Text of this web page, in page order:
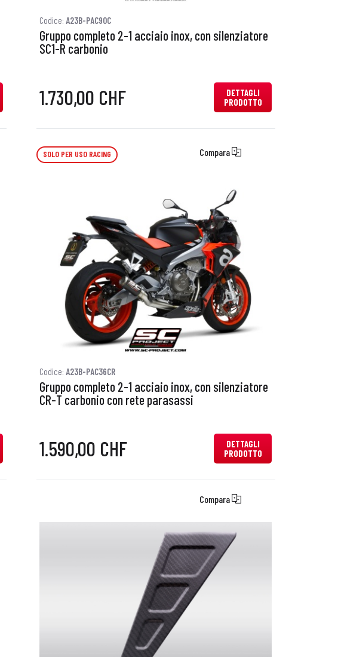
Codice: A23B-PAC90C
Gruppo completo 2-1 acciaio inox, con silenziatore
SC1-R carbonio
1.730,00 CHF
DETTAGLI
PRODOTTO
SOLO PER USO RACING Compara
Codice: A23B-PAC36CR
Gruppo completo 2-1 acciaio inox, con silenziatore
CR-T carbonio con rete parasassi
1.590,00 CHF
DETTAGLI
PRODOTTO
Compara